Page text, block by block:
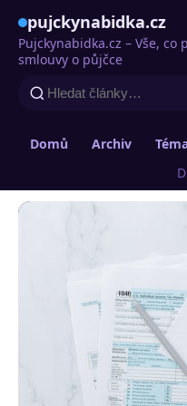
pujckynabidka.cz
Pujckynabidka.cz – Vše,
smlouvy o půjčce
Domů Archiv